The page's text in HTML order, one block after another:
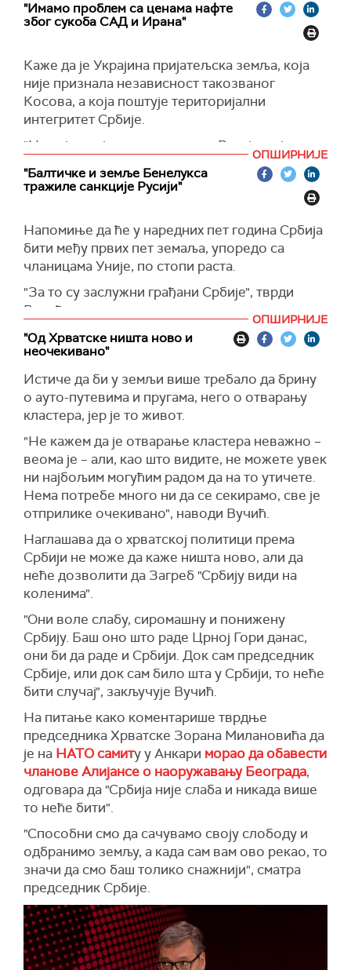
"Имамо проблем са ценама нафте
због сукоба САД и Ирана"
Каже да је Украјина пријатељска земља, која
није признала независност такозваног
Косова, а која поштује територијални
интегритет Србије.
"Нама је пријатељска земља и Русија, која се
такође залаже за очување територијалног
интегритета Србије. Ми се тако понашамо,
одговорно, и наставићемо да градимо добре
мењамо своју политику тако што ће било ко да
врши притисак на нас", истиче Вучић.
Наглашава да је проблем што је поново избио
сукоб између Сједињених Америчких Држава
и Ирана.
"Нама то прави огроман проблем око цена
нафте. Сутра поново морамо да издвајамо
државне паре да бисмо чували, отприлике,
исту цену нафте, односно нафтних деривата, а
то се дешава сада и због 50 одсто уништених
Србије.
ОПШИРНИЈЕ
"Балтичке и земље Бенелукса
тражиле санкције Русији"
Напомиње да ће у наредних пет година Србија
бити међу првих пет земаља, упоредо са
чланицама Уније, по стопи раста.
"За то су заслужни грађани Србије", тврди
Вучић.
Говорећи о увођењу санкција Русији, указује
да су све балтичке и земље Бенелукса
тражиле управо то.
ОПШИРНИЈЕ
"Од Хрватске ништа ново и
неочекивано"
Истиче да би у земљи више требало да брину
о ауто-путевима и пругама, него о отварању
кластера, јер је то живот.
"Не кажем да је отварање кластера неважно –
веома је – али, као што видите, не можете увек
ни најбољим могућим радом да на то утичете.
Нема потребе много ни да се секирамо, све је
отприлике очекивано", наводи Вучић.
Наглашава да о хрватској политици према
Србији не може да каже ништа ново, али да
неће дозволити да Загреб "Србију види на
коленима".
"Они воле слабу, сиромашну и понижену
Србију. Баш оно што раде Црној Гори данас,
они би да раде и Србији. Док сам председник
Србије, или док сам било шта у Србији, то неће
бити случај", закључује Вучић.
На питање како коментарише тврдње
председника Хрватске Зорана Милановића да
је на НАТО самиту у Анкари морао да обавести
чланове Алијансе о наоружавању Београда,
одговара да "Србија није слаба и никада више
то неће бити".
"Способни смо да сачувамо своју слободу и
одбранимо земљу, а када сам вам ово рекао, то
значи да смо баш толико снажнији", сматра
председник Србије.